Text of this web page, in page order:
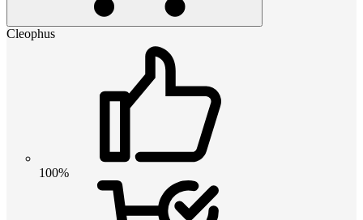
Cleophus
100%